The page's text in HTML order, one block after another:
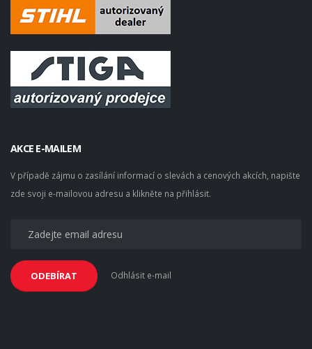
AKCE E-MAILEM
V případě zájmu o zasílání informací o slevách a cenových akcích, napište
zde svoji e-mailovou adresu a klikněte na přihlásit.
ODEBÍRAT Odhlásit e-mail